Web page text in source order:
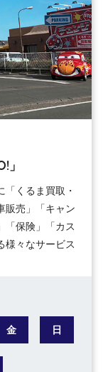
」
くるま買取・
販売」「キャン
「保険」「カス
様々なサービス
金 日